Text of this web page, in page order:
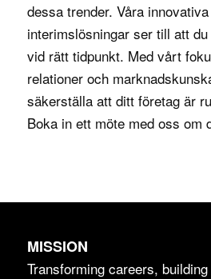
dessa trender. Våra innovativa
interimslösningarser till att du
vid rätt tidpunkt. Med vårt
relationer och
säkerställa att ditt företag är
Boka in ett möte med oss om
MISSION
Transforming careers,